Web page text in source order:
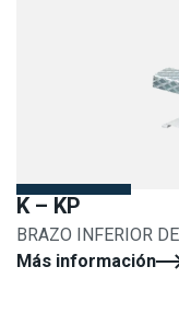
K – KP
BRAZO INFERIOR
Más información